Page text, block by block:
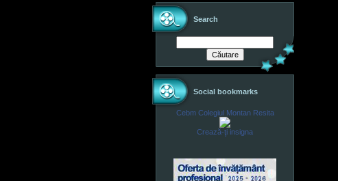
Search
Social bookmarks
Cebm Colegiul Montan Resita
Crează-ţi insigna